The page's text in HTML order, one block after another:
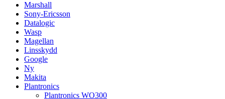
Marshall
Sony-Ericsson
Datalogic
Wasp
Magellan
Linsskydd
Google
Ny
Makita
Plantronics
Plantronics WO300